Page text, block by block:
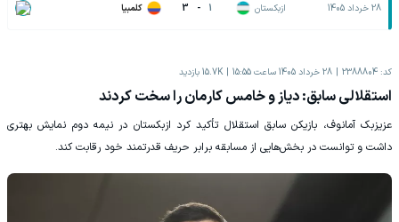
28 خرداد 1405 ازبکستان 1
-
3 کلمبیا
کد: 2388804 28 خرداد 1405 ساعت 15:55 15.7K بازدید
استقلالی سابق: دیاز و خامس کارمان را سخت کردند
عزیزبک آمانوف، بازیکن سابق استقلال تأکید کرد ازبکستان در نیمه دوم نمایش بهتری
داشت و توانست در بخش‌هایی از مسابقه برابر حریف قدرتمند خود رقابت کند.